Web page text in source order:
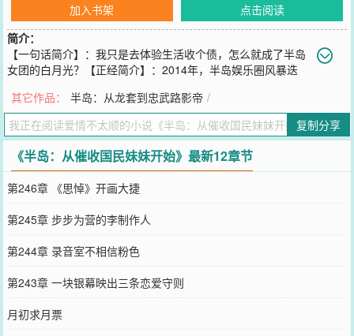
加入书架
点击阅读
简介：
【一句话简介】：我只是去体验生活收个债，怎么就成了半岛
女团的白月光？【正经简介】：2014年，半岛娱乐圈风暴迭
糊咖爱豆体内苏醒。白时温决定换个活法。为了演好独立电影里的底
层人渣，他穿着花裤衩、踩着人字拖，跑去体验生活收高利贷，却意
外敲开了一个个半岛女星紧闭的房门。【本书又名】：《影帝从穿花
裤衩收债开始》、《我真没想整顿韩娱职场啊》、《谁教你这么救赎
的？》
您要是觉得《 半岛：从催收国民妹妹开始
您QQ群和微博微信里的朋友推荐哦！
其它作品： 半岛：从龙套到忠武路影帝 /
复制分享
《半岛：从催收国民妹妹开始》最新12章节
第246章 《思悼》开画大捷
第245章 步步为营的李制作人
第244章 录音室不相信粉色
第243章 一块银幕映出三条恋爱守则
月初求月票